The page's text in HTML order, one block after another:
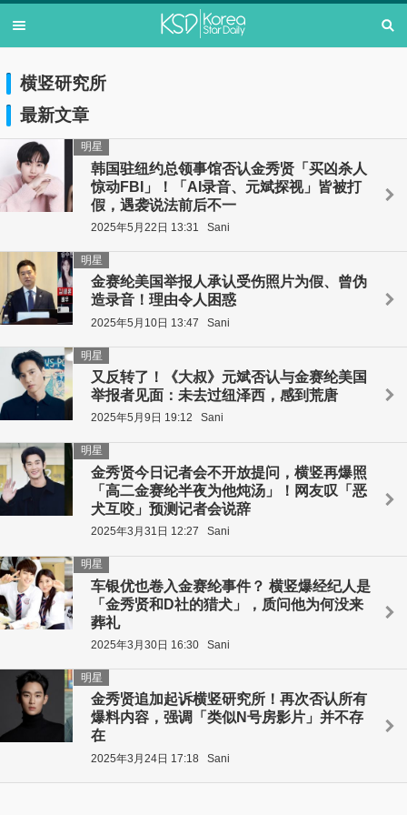
横竖研究所
最新文章
韩国驻纽约总领事馆否认金秀贤「买凶杀人
惊动FBI」！「AI录音、元斌探视」皆被打
假，遇袭说法前后不一
明星
2025年5月22日 13:31 Sani
金赛纶美国举报人承认受伤照片为假、曾伪
造录音！理由令人困惑
明星
2025年5月10日 13:47 Sani
又反转了！《大叔》元斌否认与金赛纶美国
举报者见面：未去过纽泽西，感到荒唐
明星
2025年5月9日 19:12 Sani
金秀贤今日记者会不开放提问，横竖再爆照
「高二金赛纶半夜为他炖汤」！网友叹「恶
犬互咬」预测记者会说辞
明星
2025年3月31日 12:27 Sani
车银优也卷入金赛纶事件？ 横竖爆经纪人是
「金秀贤和D社的猎犬」，质问他为何没来
葬礼
明星
2025年3月30日 16:30 Sani
金秀贤追加起诉横竖研究所！再次否认所有
爆料内容，强调「类似N号房影片」并不存
在
明星
2025年3月24日 17:18 Sani